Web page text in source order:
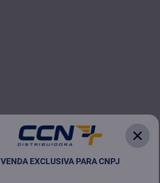
VENDA EXCLUSIVA PARA CNPJ